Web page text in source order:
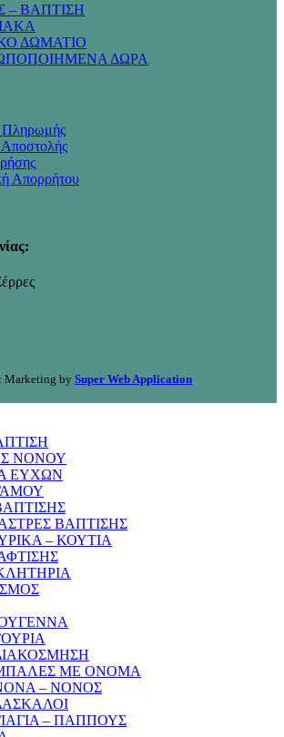
– ΒΑΠΤΙΣΗ
ΔΩΜΑΤΙΟ
ΔΩΡΑ
Πληρωμής
Απορρήτου
Marketing by Super Web Application
ΝΟΝΟΥ
ΕΥΧΩΝ
ΒΑΠΤΙΣΗΣ
– ΚΟΥΤΙΑ
ΜΕ ΟΝΟΜΑ
– ΝΟΝΟΣ
– ΠΑΠΠΟΥΣ